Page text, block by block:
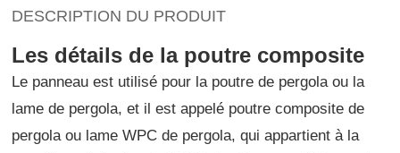
DESCRIPTION DU PRODUIT
Les détails de la poutre composite
Le panneau est utilisé pour la poutre de pergola ou la
lame de pergola, et il est appelé poutre composite de
pergola ou lame WPC de pergola, qui appartient à la